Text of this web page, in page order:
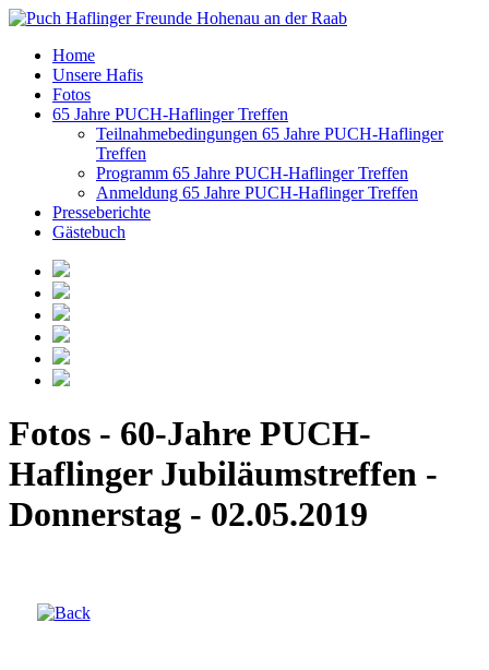
Home
Unsere Hafis
Fotos
65 Jahre PUCH-Haflinger Treffen
Teilnahmebedingungen 65 Jahre PUCH-Haflinger
Treffen
Programm 65 Jahre PUCH-Haflinger Treffen
Anmeldung 65 Jahre PUCH-Haflinger Treffen
Presseberichte
Gästebuch
Fotos - 60-Jahre PUCH-
Haflinger Jubiläumstreffen -
Donnerstag - 02.05.2019